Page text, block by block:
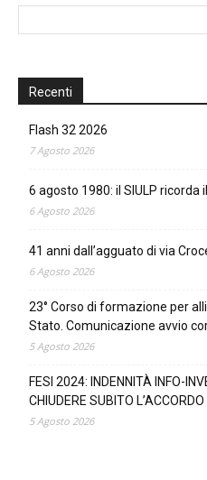
Recenti
Flash 32 2026
7 Agosto 2026
6 agosto 1980: il SIULP
6 Agosto 2026
41 anni dall’agguato di via
6 Agosto 2026
23° Corso di formazione per
Stato. Comunicazione avvio
5 Agosto 2026
FESI 2024: INDENNITÀ INFO-
CHIUDERE SUBITO L’ACCORDO
5 Agosto 2026